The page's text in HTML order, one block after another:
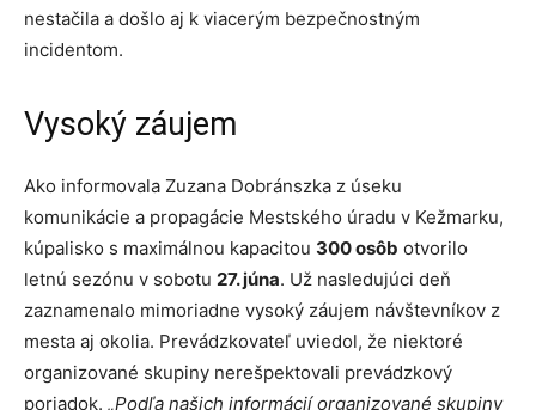
nestačila a došlo aj k viacerým bezpečnostným
incidentom.
Vysoký záujem
Ako informovala Zuzana Dobránszka z úseku
komunikácie a propagácie Mestského úradu v Kežmarku,
kúpalisko s maximálnou kapacitou 300 osôb otvorilo
letnú sezónu v sobotu 27. júna. Už nasledujúci deň
zaznamenalo mimoriadne vysoký záujem návštevníkov z
mesta aj okolia. Prevádzkovateľ uviedol, že niektoré
organizované skupiny nerešpektovali prevádzkový
poriadok. „Podľa našich informácií organizované skupiny